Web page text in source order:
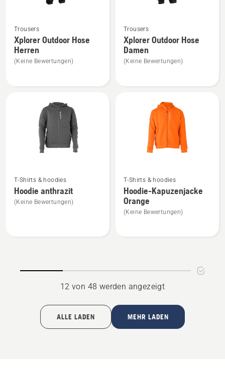
Details
zu
Xplorer
Outdoor
Trousers
Xplorer Outdoor Hose
Herren
(Keine Bewertungen)
Details
zu
Xplorer
Outdoor
Trousers
Xplorer Outdoor Hose
Damen
(Keine Bewertungen)
Details
zu
Hoodie
T-Shirts & hoodies
Hoodie anthrazit
(Keine Bewertungen)
Details
zu
Hoodie-
Kapuzenjacke
T-Shirts & hoodies
Hoodie-Kapuzenjacke
Orange
(Keine Bewertungen)
12 von 48 werden angezeigt
ALLE LADEN MEHR LADEN